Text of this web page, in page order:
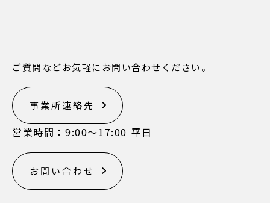
ご質問などお気軽にお問い合わせください。
事業所連絡先
営業時間：9:00〜17:00 平日
お問い合わせ